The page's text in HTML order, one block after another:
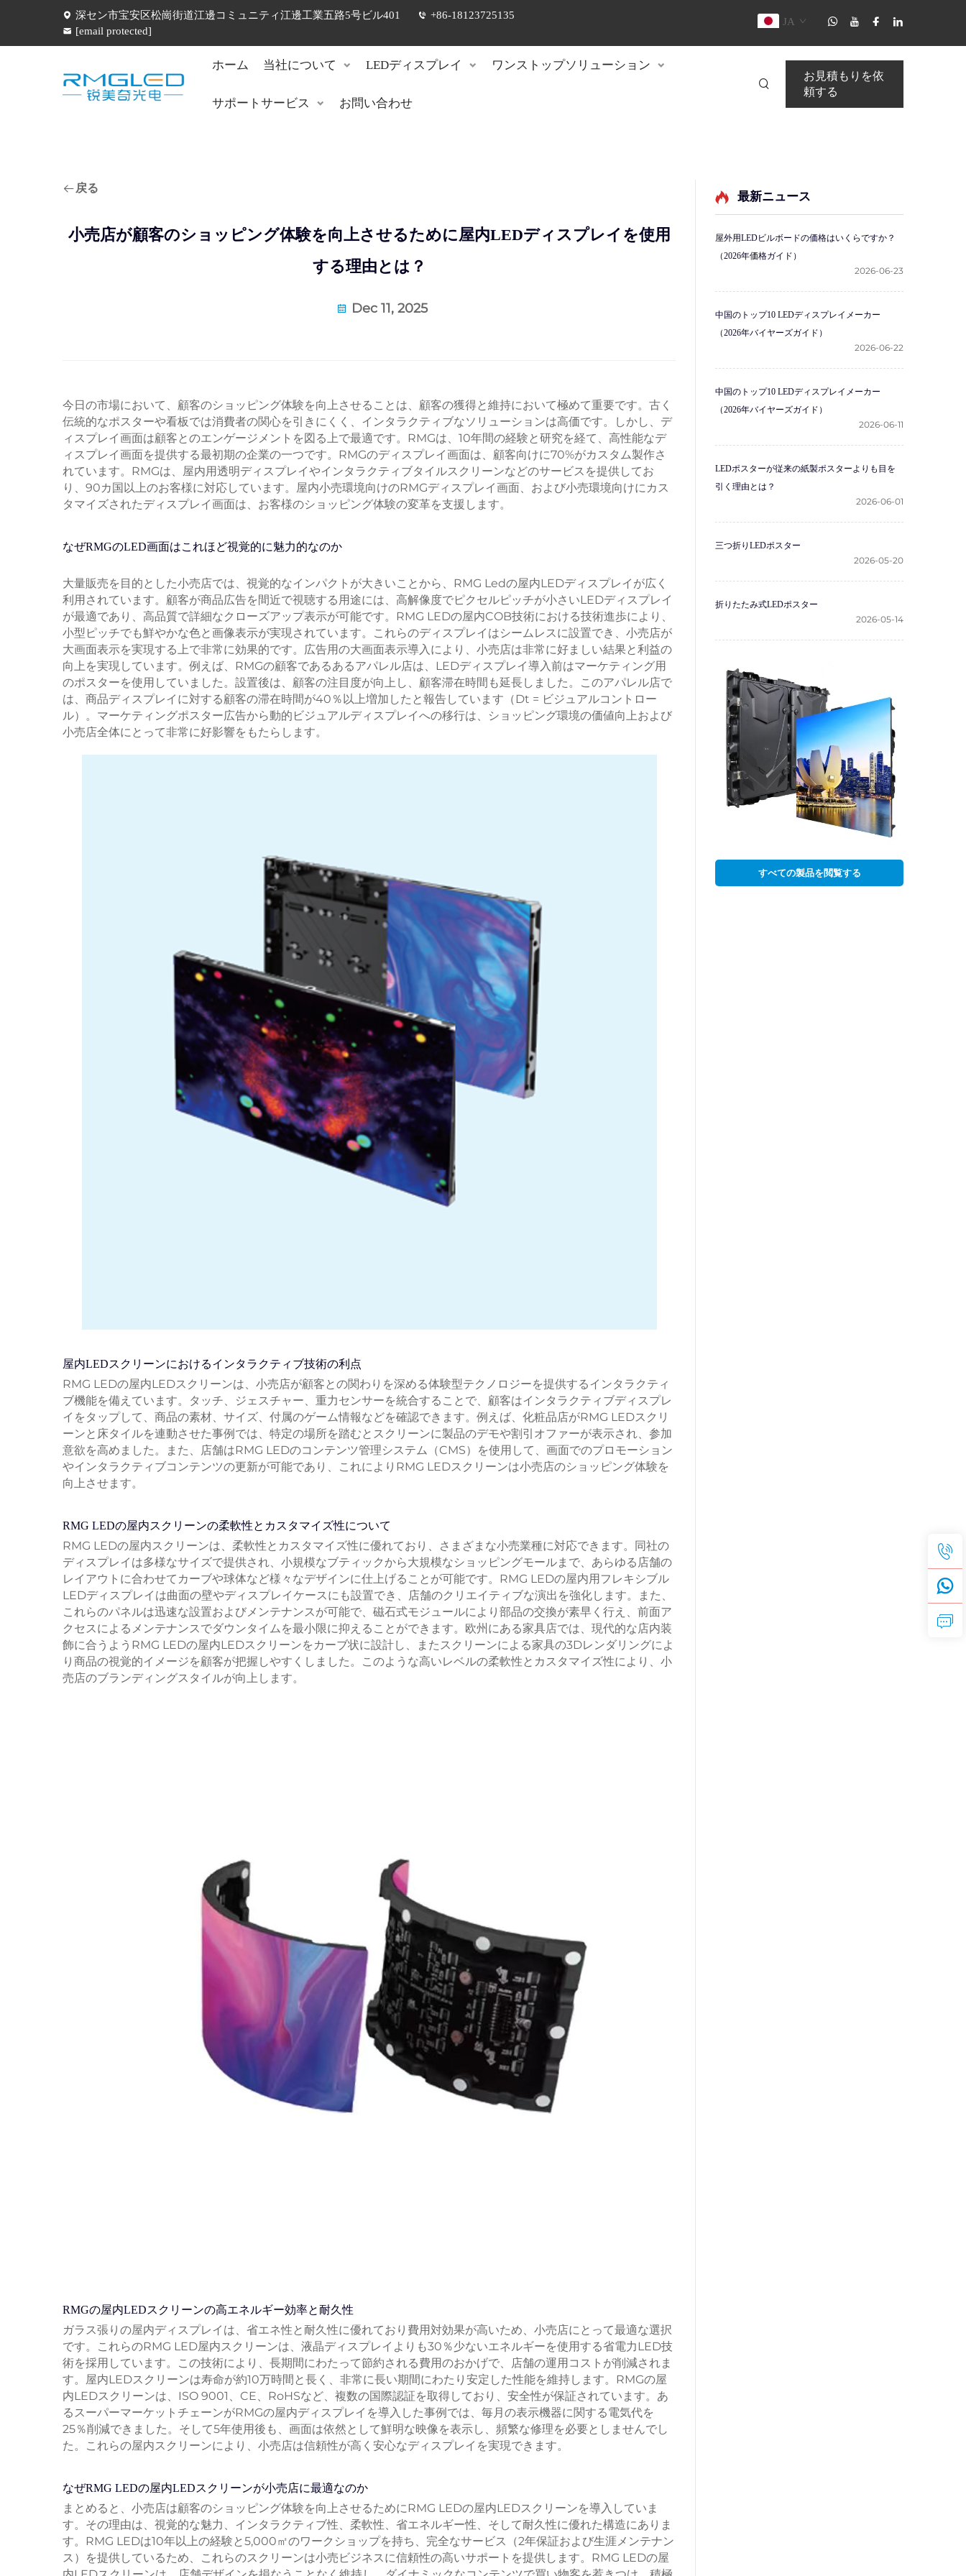
深セン市宝安区松崗街道江邊コミュニティ江邊工業五路5号ビル401
+86-18123725135
[email protected]
JA
ホーム 当社について LEDディスプレイ ワンストップソリューション
サポートサービス お問い合わせ
お見積もりを依
頼する
戻る
小売店が顧客のショッピング体験を向上させるために屋内LEDディスプレイを使用
する理由とは？
Dec 11, 2025
今日の市場において、顧客のショッピング体験を向上させることは、顧客の獲得と維持において極めて重要です。古く
伝統的なポスターや看板では消費者の関心を引きにくく、インタラクティブなソリューションは高価です。しかし、デ
ィスプレイ画面は顧客とのエンゲージメントを図る上で最適です。RMGは、10年間の経験と研究を経て、高性能なデ
ィスプレイ画面を提供する最初期の企業の一つです。RMGのディスプレイ画面は、顧客向けに70%がカスタム製作さ
れています。RMGは、屋内用透明ディスプレイやインタラクティブタイルスクリーンなどのサービスを提供してお
り、90カ国以上のお客様に対応しています。屋内小売環境向けのRMGディスプレイ画面、および小売環境向けにカス
タマイズされたディスプレイ画面は、お客様のショッピング体験の変革を支援します。
なぜRMGのLED画面はこれほど視覚的に魅力的なのか
大量販売を目的とした小売店では、視覚的なインパクトが大きいことから、RMG Ledの屋内LEDディスプレイが広く
利用されています。顧客が商品広告を間近で視聴する用途には、高解像度でピクセルピッチが小さいLEDディスプレイ
が最適であり、高品質で詳細なクローズアップ表示が可能です。RMG LEDの屋内COB技術における技術進歩により、
小型ピッチでも鮮やかな色と画像表示が実現されています。これらのディスプレイはシームレスに設置でき、小売店が
大画面表示を実現する上で非常に効果的です。広告用の大画面表示導入により、小売店は非常に好ましい結果と利益の
向上を実現しています。例えば、RMGの顧客であるあるアパレル店は、LEDディスプレイ導入前はマーケティング用
のポスターを使用していました。設置後は、顧客の注目度が向上し、顧客滞在時間も延長しました。このアパレル店で
は、商品ディスプレイに対する顧客の滞在時間が40％以上増加したと報告しています（Dt = ビジュアルコントロー
ル）。マーケティングポスター広告から動的ビジュアルディスプレイへの移行は、ショッピング環境の価値向上および
小売店全体にとって非常に好影響をもたらします。
屋内LEDスクリーンにおけるインタラクティブ技術の利点
RMG LEDの屋内LEDスクリーンは、小売店が顧客との関わりを深める体験型テクノロジーを提供するインタラクティ
ブ機能を備えています。タッチ、ジェスチャー、重力センサーを統合することで、顧客はインタラクティブディスプレ
イをタップして、商品の素材、サイズ、付属のゲーム情報などを確認できます。例えば、化粧品店がRMG LEDスクリ
ーンと床タイルを連動させた事例では、特定の場所を踏むとスクリーンに製品のデモや割引オファーが表示され、参加
意欲を高めました。また、店舗はRMG LEDのコンテンツ管理システム（CMS）を使用して、画面でのプロモーション
やインタラクティブコンテンツの更新が可能であり、これによりRMG LEDスクリーンは小売店のショッピング体験を
向上させます。
RMG LEDの屋内スクリーンの柔軟性とカスタマイズ性について
RMG LEDの屋内スクリーンは、柔軟性とカスタマイズ性に優れており、さまざまな小売業種に対応できます。同社の
ディスプレイは多様なサイズで提供され、小規模なブティックから大規模なショッピングモールまで、あらゆる店舗の
レイアウトに合わせてカーブや球体など様々なデザインに仕上げることが可能です。RMG LEDの屋内用フレキシブル
LEDディスプレイは曲面の壁やディスプレイケースにも設置でき、店舗のクリエイティブな演出を強化します。また、
これらのパネルは迅速な設置およびメンテナンスが可能で、磁石式モジュールにより部品の交換が素早く行え、前面ア
クセスによるメンテナンスでダウンタイムを最小限に抑えることができます。欧州にある家具店では、現代的な店内装
飾に合うようRMG LEDの屋内LEDスクリーンをカーブ状に設計し、またスクリーンによる家具の3Dレンダリングによ
り商品の視覚的イメージを顧客が把握しやすくしました。このような高いレベルの柔軟性とカスタマイズ性により、小
売店のブランディングスタイルが向上します。
RMGの屋内LEDスクリーンの高エネルギー効率と耐久性
ガラス張りの屋内ディスプレイは、省エネ性と耐久性に優れており費用対効果が高いため、小売店にとって最適な選択
です。これらのRMG LED屋内スクリーンは、液晶ディスプレイよりも30％少ないエネルギーを使用する省電力LED技
術を採用しています。この技術により、長期間にわたって節約される費用のおかげで、店舗の運用コストが削減されま
す。屋内LEDスクリーンは寿命が約10万時間と長く、非常に長い期間にわたり安定した性能を維持します。RMGの屋
内LEDスクリーンは、ISO 9001、CE、RoHSなど、複数の国際認証を取得しており、安全性が保証されています。あ
るスーパーマーケットチェーンがRMGの屋内ディスプレイを導入した事例では、毎月の表示機器に関する電気代を
25％削減できました。そして5年使用後も、画面は依然として鮮明な映像を表示し、頻繁な修理を必要としませんでし
た。これらの屋内スクリーンにより、小売店は信頼性が高く安心なディスプレイを実現できます。
なぜRMG LEDの屋内LEDスクリーンが小売店に最適なのか
まとめると、小売店は顧客のショッピング体験を向上させるためにRMG LEDの屋内LEDスクリーンを導入していま
す。その理由は、視覚的な魅力、インタラクティブ性、柔軟性、省エネルギー性、そして耐久性に優れた構造にありま
す。RMG LEDは10年以上の経験と5,000㎡のワークショップを持ち、完全なサービス（2年保証および生涯メンテナン
ス）を提供しているため、これらのスクリーンは小売ビジネスに信頼性の高いサポートを提供します。RMG LEDの屋
最新ニュース
屋外用LEDビルボードの価格はいくらですか？
（2026年価格ガイド）
2026-06-23
中国のトップ10 LEDディスプレイメーカー
（2026年バイヤーズガイド）
2026-06-22
中国のトップ10 LEDディスプレイメーカー
（2026年バイヤーズガイド）
2026-06-11
LEDポスターが従来の紙製ポスターよりも目を
引く理由とは？
2026-06-01
三つ折りLEDポスター
2026-05-20
折りたたみ式LEDポスター
2026-05-14
すべての製品を閲覧する